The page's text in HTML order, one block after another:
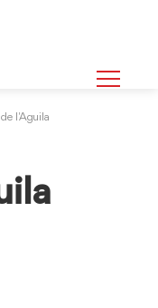
de l'Aguila